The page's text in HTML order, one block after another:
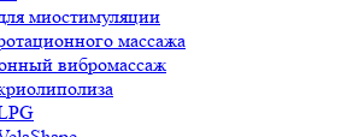
миостимуляции
массажа
вибромассаж